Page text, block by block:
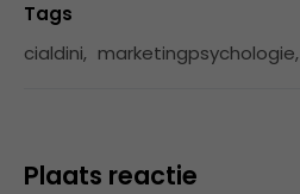
Tags
cialdini, marketingpsychologie,
Plaats reactie